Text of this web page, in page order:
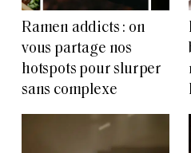
Ramen addicts : on
vous partage nos
hotspots pour slurper
sans complexe